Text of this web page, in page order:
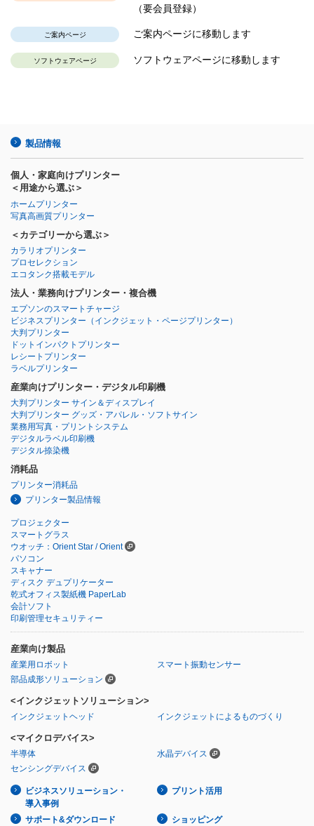
（要会員登録）
ご案内ページ ご案内ページに移動します
ソフトウェアページ ソフトウェアページに移動します
製品情報
個人・家庭向けプリンター
＜用途から選ぶ＞
ホームプリンター
写真高画質プリンター
＜カテゴリーから選ぶ＞
カラリオプリンター
プロセレクション
エコタンク搭載モデル
法人・業務向けプリンター・複合機
エプソンのスマートチャージ
ビジネスプリンター （インクジェット・ページプリンター）
大判プリンター
ドットインパクトプリンター
レシートプリンター
ラベルプリンター
産業向けプリンター・デジタル印刷機
大判プリンター サイン＆ディスプレイ
大判プリンター グッズ・アパレル・ソフトサイン
業務用写真・プリントシステム
デジタルラベル印刷機
デジタル捺染機
消耗品
プリンター消耗品
プリンター製品情報
プロジェクター
スマートグラス
ウオッチ：Orient Star / Orient
パソコン
スキャナー
ディスク デュプリケーター
乾式オフィス製紙機 PaperLab
会計ソフト
印刷管理セキュリティー
産業向け製品
産業用ロボット
スマート振動センサー
部品成形ソリューション
<インクジェットソリューション>
インクジェットヘッド インクジェットによるものづくり
<マイクロデバイス>
半導体
水晶デバイス
センシングデバイス
ビジネスソリューション・
導入事例
プリント活用
サポート&ダウンロード ショッピング